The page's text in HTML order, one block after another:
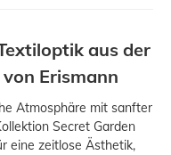
aus der
Erismann
Atmosphäre mit sanfter
Secret Garden
eine zeitlose Ästhetik,